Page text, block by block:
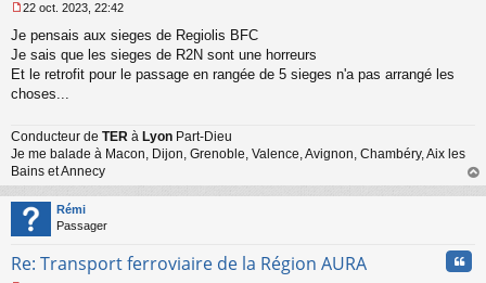
e
s
s
g
n
o
n
u
22 oct. 2023, 22:42
Je pensais aux sieges de Regiolis BFC
Je sais que les sieges de R2N sont une horreurs
Et le retrofit pour le passage en rangée de 5 sieges n'a pas arrangé les
choses...
Conducteur de TER à Lyon Part-Dieu
Je me balade à Macon, Dijon, Grenoble, Valence, Avignon, Chambéry, Aix les
Bains et Annecy
au
Rémi
Passager
Re: Transport ferroviaire de la Région AURA